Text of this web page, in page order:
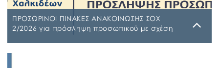
ΠΡΟΣΩΡΙΝΟΙ ΠΙΝΑΚΕΣ ΑΝΑΚΟΙΝΩΣΗΣ ΣΟΧ
2/2026 για πρόσληψη προσωπικού με σχέση